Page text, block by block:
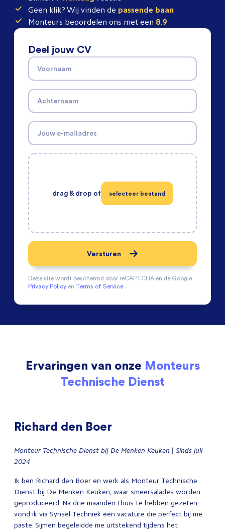
Geen klik? Wij vinden de passende baan
Monteurs beoordelen ons met een 8.9
Deel jouw CV
Voornaam
Achternaam
Jouw e-mailadres
drag & drop of selecteer bestand
Versturen
Deze site wordt beschermd door reCAPTCHA en de Google
Privacy Policy en Terms of Service .
Ervaringen van onze Monteurs
Technische Dienst
Richard den Boer
Monteur Technische Dienst bij De Menken Keuken | Sinds juli
2024
Ik ben Richard den Boer en werk als Monteur Technische
Dienst bij De Menken Keuken, waar smeersalades worden
geproduceerd. Na drie maanden thuis te hebben gezeten,
vond ik via Synsel Techniek een vacature die perfect bij me
paste. Sijmen begeleidde me uitstekend tijdens het